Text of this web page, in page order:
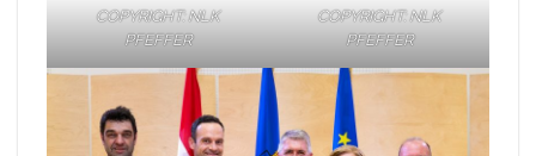
COPYRIGHT: NLK
PFEFFER
COPYRIGHT: NLK
PFEFFER